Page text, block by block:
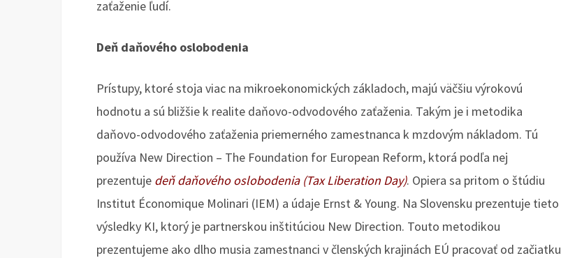
zaťaženie ľudí.
Deň daňového oslobodenia
Prístupy, ktoré stoja viac na mikroekonomických základoch, majú väčšiu výrokovú
hodnotu a sú bližšie k realite daňovo-odvodového zaťaženia. Takým je i metodika
daňovo-odvodového zaťaženia priemerného zamestnanca k mzdovým nákladom. Tú
používa New Direction – The Foundation for European Reform, ktorá podľa nej
prezentuje deň daňového oslobodenia (Tax Liberation Day). Opiera sa pritom o štúdiu
Institut Économique Molinari (IEM) a údaje Ernst & Young. Na Slovensku prezentuje tieto
výsledky KI, ktorý je partnerskou inštitúciou New Direction. Touto metodikou
prezentujeme ako dlho musia zamestnanci v členských krajinách EÚ pracovať od začiatku